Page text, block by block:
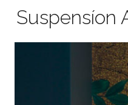
Suspensíon